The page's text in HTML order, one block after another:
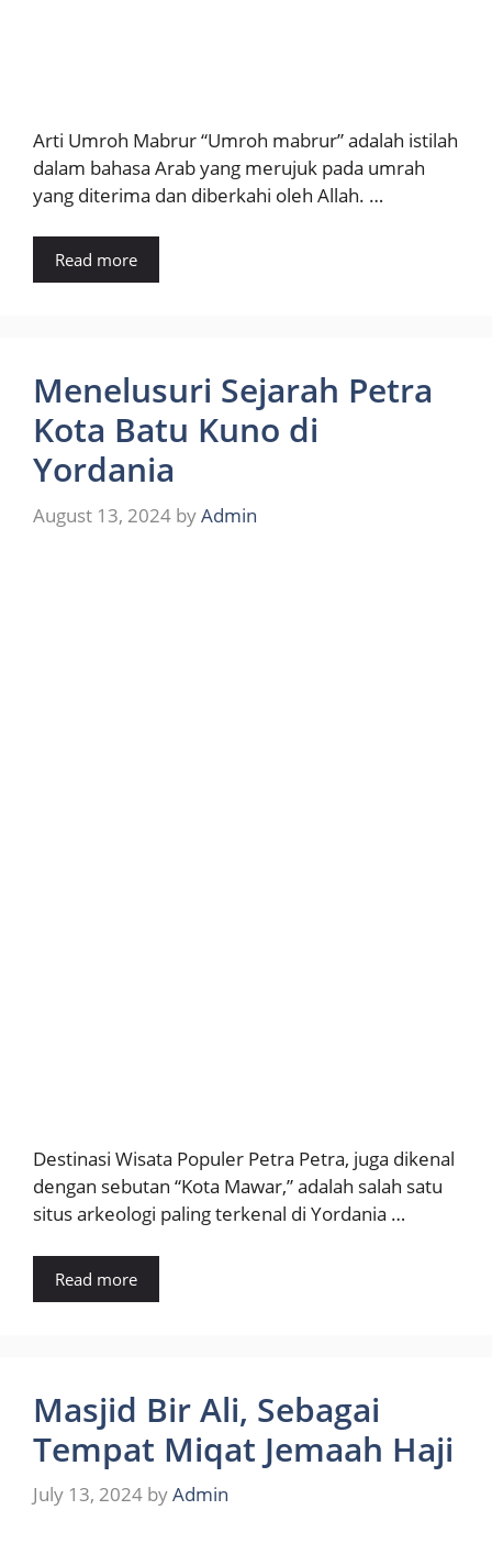
Arti Umroh Mabrur “Umroh mabrur” adalah istilah
dalam bahasa Arab yang merujuk pada umrah
yang diterima dan diberkahi oleh Allah. …
Read more
Menelusuri Sejarah Petra
Kota Batu Kuno di
Yordania
August 13, 2024 byAdmin
Destinasi Wisata Populer Petra Petra, juga dikenal
dengan sebutan “Kota Mawar,” adalah salah satu
situs arkeologi paling terkenal di Yordania …
Read more
Masjid Bir Ali, Sebagai
Tempat Miqat Jemaah Haji
July 13, 2024 byAdmin